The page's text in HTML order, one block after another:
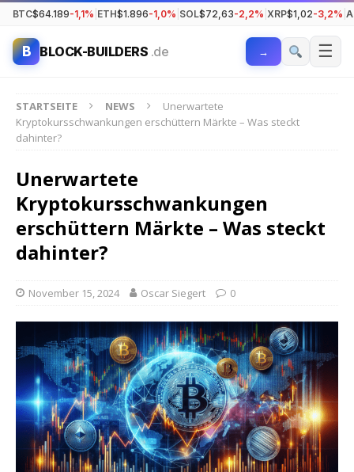
BTC$64.189-1,1% ETH$1.896-1,0% SOL$72,63-2,2% XRP$1,02-3,2%
B BLOCK-BUILDERS .de → ☰
STARTSEITE NEWS
Unerwartete
Kryptokursschwankungen erschüttern Märkte – Was steckt
dahinter?
Unerwartete
Kryptokursschwankungen
erschüttern Märkte – Was steckt
dahinter?
November 15, 2024 Oscar Siegert 0